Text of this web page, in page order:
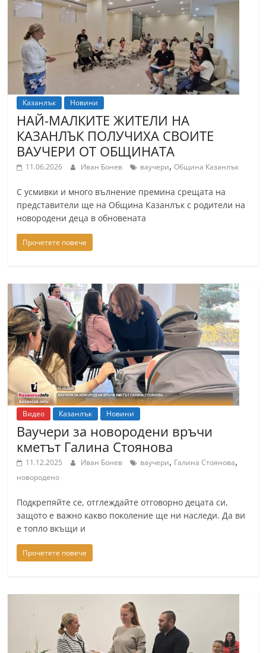
т
а
з
а
н
л
ъ
к
и
б
л
а
с
т
а
р
а
а
г
о
р
а
–
z
a
n
l
k
.
i
n
Казанлък Новини
НАЙ-МАЛКИТЕ ЖИТЕЛИ НА
КАЗАНЛЪК ПОЛУЧИХА СВОИТЕ
ВАУЧЕРИ ОТ ОБЩИНАТА
11.06.2026 Иван Бонев ваучери,Община Казанлък
С усмивки и много вълнение премина срещата на
представители ще на Община Казанлък с родители на
новородени деца в обновената
Прочетете повече
Видео Казанлък Новини
Ваучери за новородени връчи
кметът Галина Стоянова
11.12.2025 Иван Бонев ваучери, Галина Стоянова,
новородено
Подкрепяйте се, отглеждайте отговорно децата си,
защото е важно какво поколение ще ни наследи. Да ви
е топло вкъщи и
Прочетете повече